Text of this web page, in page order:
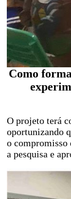
Como
O projeto terá
oportunizando
o compromisso
a pesquisa e